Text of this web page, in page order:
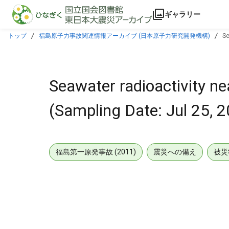
本文に飛ぶ
ギャラリー
トップ 福島原子力事故関連情報アーカイブ (日本原子力研究開発機構)
Seawater radioactivity
(Sampling Date: Jul 25,
福島第一原発事故 (2011) 震災への備え 被災